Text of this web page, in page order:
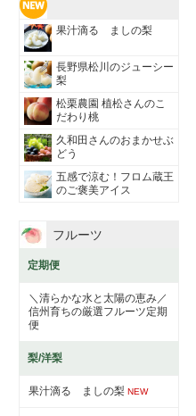
果汁滴る ましの梨
長野県松川のジューシー
梨
松栗農園 植松さんのこ
だわり桃
久和田さんのおまかせぶ
どう
五感で涼む！フロム蔵王
のご褒美アイス
フルーツ
定期便
＼清らかな水と太陽の恵み／
信州育ちの厳選フルーツ定期
便
梨/洋梨
果汁滴る ましの梨 NEW